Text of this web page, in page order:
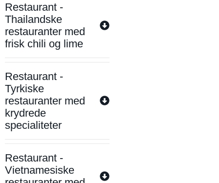
Restaurant -
Thailandske
restauranter med
frisk chili og lime
Restaurant -
Tyrkiske
restauranter med
krydrede
specialiteter
Restaurant -
Vietnamesiske